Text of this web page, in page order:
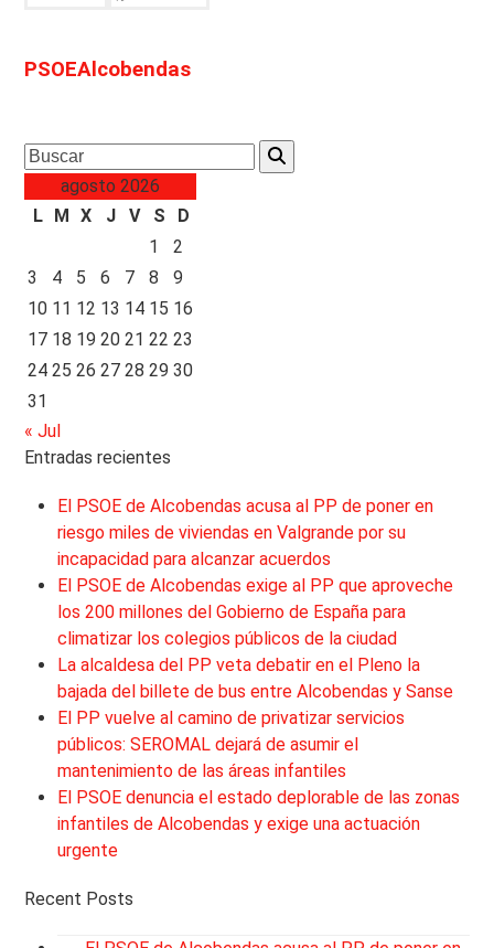
PSOEAlcobendas
Search
agosto 2026
L M X J V S
D
1
2
3
4 5 6 7 8
9
10 11 12 13 14 15 16
17 18 19 20 21 22 23
24 25 26 27 28 29 30
31
« Jul
Entradas recientes
El PSOE de Alcobendas acusa al PP de poner en
riesgo miles de viviendas en Valgrande por su
incapacidad para alcanzar acuerdos
El PSOE de Alcobendas exige al PP que aproveche
los 200 millones del Gobierno de España para
climatizar los colegios públicos de la ciudad
La alcaldesa del PP veta debatir en el Pleno la
bajada del billete de bus entre Alcobendas y Sanse
El PP vuelve al camino de privatizar servicios
públicos: SEROMAL dejará de asumir el
mantenimiento de las áreas infantiles
El PSOE denuncia el estado deplorable de las zonas
infantiles de Alcobendas y exige una actuación
urgente
Recent Posts